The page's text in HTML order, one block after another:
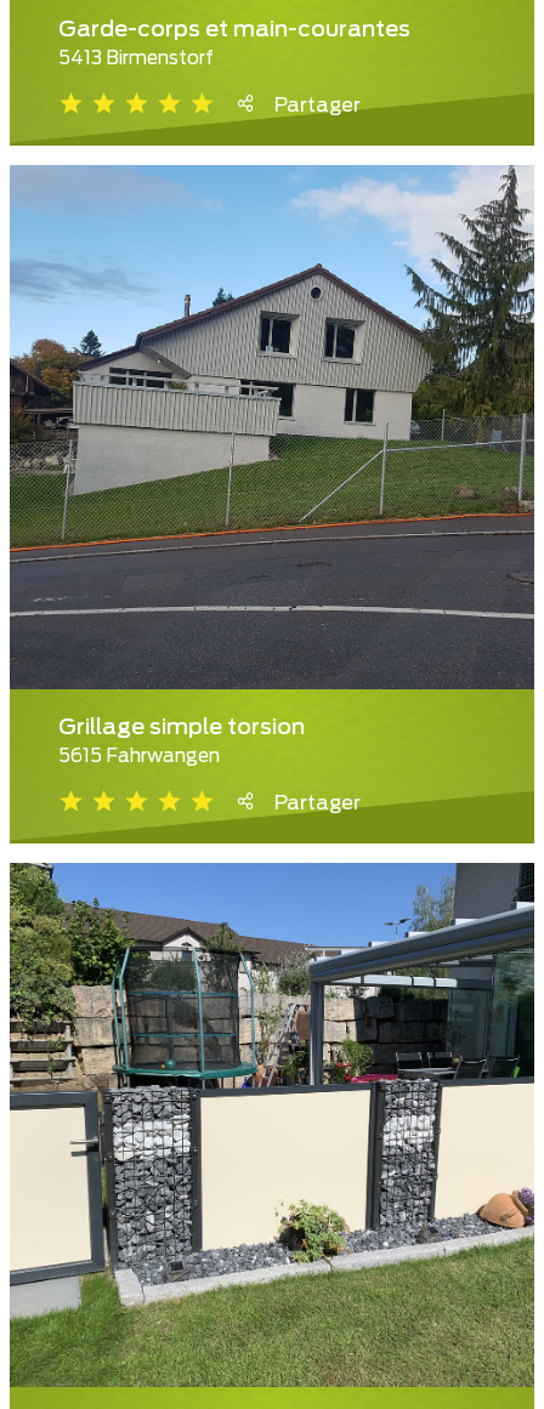
Garde-corps et main-courantes
5413 Birmenstorf
Partager
Grillage simple torsion
5615 Fahrwangen
Partager